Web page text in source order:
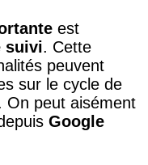
est
suivi. Cette
peuvent
sur le cycle de
On peut aisément
Google